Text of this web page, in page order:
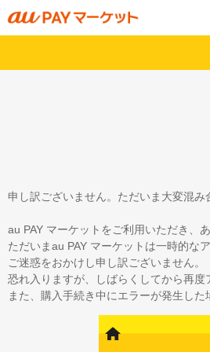
申し訳ございません。ただいま大変混み
au PAY マーケットをご利用いただき、
ただいまau PAY マーケットは一時的な
ご迷惑をおかけし申し訳ございません。
恐れ入りますが、しばらくしてから再度
また、購入手続き中にエラーが発生し